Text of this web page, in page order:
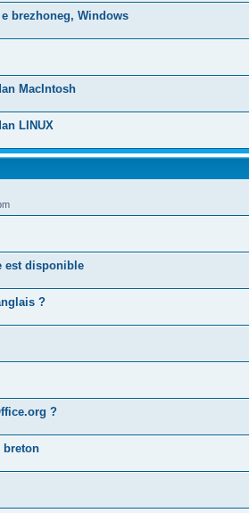
brezhoneg, Windows
MacIntosh
LINUX
est disponible
?
?
breton